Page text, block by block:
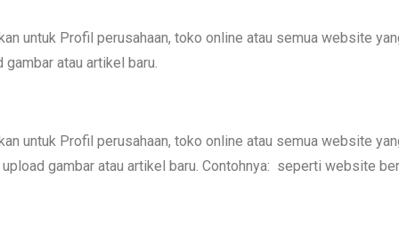
untuk Profil perusahaan, toko online atau semua website
gambar atau artikel baru.
untuk Profil perusahaan, toko online atau semua website
gambar atau artikel baru. Contohnya: seperti website